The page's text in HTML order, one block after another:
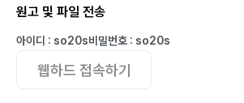
원고 및 파일 전송
아이디 : so20s비밀번호 : so20s
웹하드 접속하기